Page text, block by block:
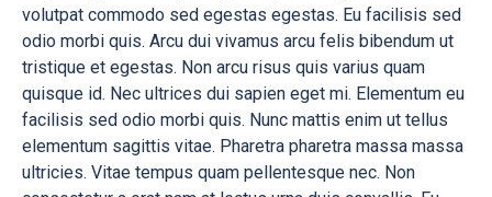
volutpat commodo sed egestas egestas. Eu facilisis sed
odio morbi quis. Arcu dui vivamus arcu felis bibendum ut
tristique et egestas. Non arcu risus quis varius quam
quisque id. Nec ultrices dui sapien eget mi. Elementum eu
facilisis sed odio morbi quis. Nunc mattis enim ut tellus
elementum sagittis vitae. Pharetra pharetra massa massa
ultricies. Vitae tempus quam pellentesque nec. Non